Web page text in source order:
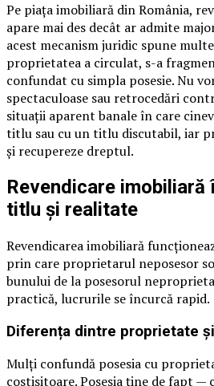
Pe piața imobiliară din România,
apare mai des decât ar admite
acest mecanism juridic spune
proprietatea a circulat, s-a
confundat cu simpla posesie. Nu
spectaculoase sau retrocedări
situații aparent banale în care
titlu sau cu un titlu discutabil, iar
și recupereze dreptul.
Revendicare
titlu și realitate
Revendicarea imobiliară
prin care proprietarul neposesor
bunului de la posesorul
practică, lucrurile se încurcă rapid.
Diferența dintre proprietate
Mulți confundă posesia cu
costisitoare. Posesia ține de fapt —